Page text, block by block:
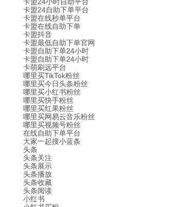
卡盟24自助下单平台
卡盟在线秒单平台
卡盟在线自助下单
卡盟抖音
卡盟最低自助下单官网
卡盟自助下单24小时
卡盟自助下单24小时
卡萌刷远平台
哪里买TikTok粉丝
哪里买今日头条粉丝
哪里买小红书粉丝
哪里买快手粉丝
哪里买红果粉丝
哪里买网易云音乐粉丝
哪里买视频号粉丝
在线自助下单平台
大家一起搜小蓝条
头条
头条关注
头条展示
头条播放
头条收藏
头条阅读
小红书